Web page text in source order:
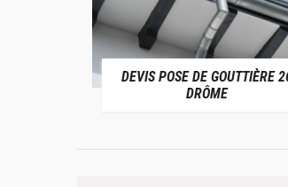
DEVIS POSE DE GOUTTIÈRE 26
DRÔME